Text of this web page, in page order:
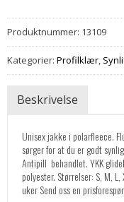
Produktnummer: 13109
Kategorier: Profilklær,
Beskrivelse
Unisex jakke i polarfleece.
sørger for at du er godt
Antipill  behandlet. YKK
polyester. Størrelser: S, M,
uker Send oss en